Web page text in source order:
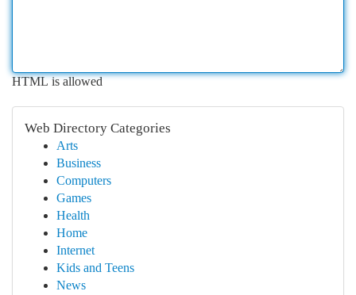
HTML is allowed
Web Directory Categories
Arts
Business
Computers
Games
Health
Home
Internet
Kids and Teens
News